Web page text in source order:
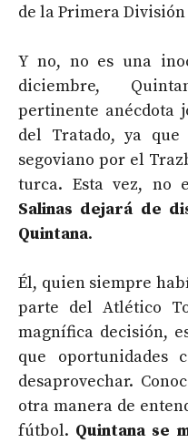
de la Primera División
Y no, no es una
diciembre,
pertinente anécdota
del Tratado, ya
segoviano por el
turca. Esta vez, no
Salinas dejará de
Quintana.
Él, quien siempre
parte del Atlético
magnífica decisión,
que oportunidades
desaprovechar.
otra manera de
fútbol. Quintana se